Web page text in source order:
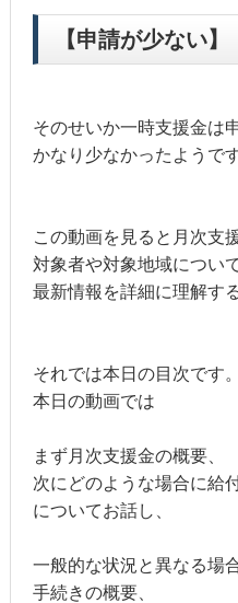
【申請が少ない】
そのせいか一時支援金は
かなり少なかったようです
この動画を見ると月次支
対象者や対象地域について
最新情報を詳細に理解す
それでは本日の目次です。
本日の動画では
まず月次支援金の概要、
次にどのような場合に給
についてお話し、
一般的な状況と異なる場
手続きの概要、